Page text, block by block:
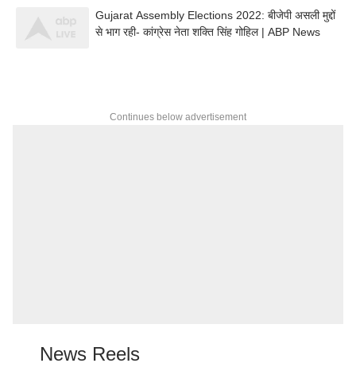
Gujarat Assembly Elections 2022: बीजेपी असली मुद्दों
से भाग रही- कांग्रेस नेता शक्ति सिंह गोहिल | ABP News
Continues below advertisement
News Reels